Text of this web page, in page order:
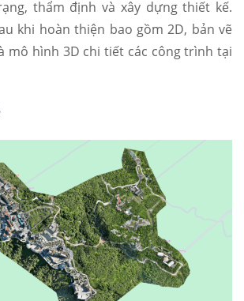
thẩm định và xây dựng thiết kế.
khi hoàn thiện bao gồm 2D, bản vẽ
mô hình 3D chi tiết các công trình tại